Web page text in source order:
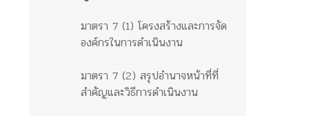
มาตรา 7 (1) โครงสร้างและการจัด
องค์กรในการดำเนินงาน
มาตรา 7 (2) สรุปอำนาจหน้าที่ที่
สำคัญและวิธีการดำเนินงาน